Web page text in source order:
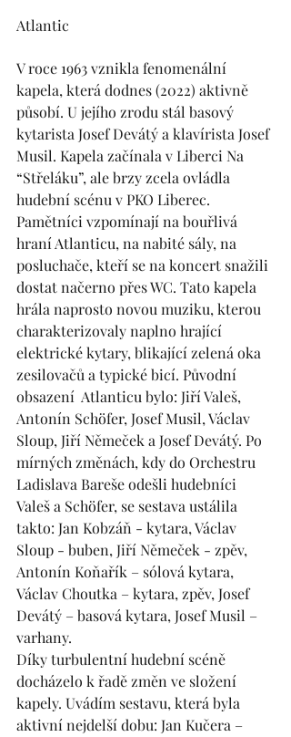
Atlantic
V roce 1963 vznikla fenomenální
kapela, která dodnes (2022) aktivně
působí. U jejího zrodu stál basový
kytarista Josef Devátý a klavírista Josef
Musil. Kapela začínala v Liberci Na
“Střeláku”, ale brzy zcela ovládla
hudební scénu v PKO Liberec.
Pamětníci vzpomínají na bouřlivá
hraní Atlanticu, na nabité sály, na
posluchače, kteří se na koncert snažili
dostat načerno přes WC. Tato kapela
hrála naprosto novou muziku, kterou
charakterizovaly naplno hrající
elektrické kytary, blikající zelená oka
zesilovačů a typické bicí. Původní
obsazení  Atlanticu bylo: Jiří Valeš,
Antonín Schöfer, Josef Musil, Václav
Sloup, Jiří Němeček a Josef Devátý. Po
mírných změnách, kdy do Orchestru
Ladislava Bareše odešli hudebníci
Valeš a Schöfer, se sestava ustálila
takto: Jan Kobzáň - kytara, Václav
Sloup - buben, Jiří Němeček - zpěv,
Antonín Koňařík – sólová kytara,
Václav Choutka – kytara, zpěv, Josef
Devátý – basová kytara, Josef Musil –
varhany.
Díky turbulentní hudební scéně
docházelo k řadě změn ve složení
kapely. Uvádím sestavu, která byla
aktivní nejdelší dobu: Jan Kučera –